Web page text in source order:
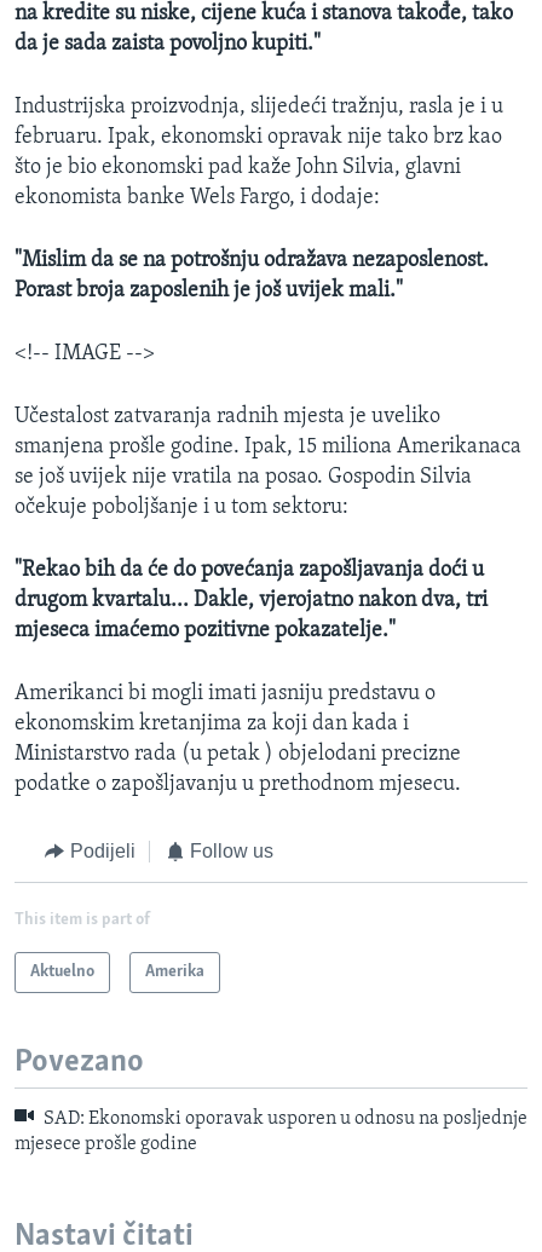
na kredite su niske, cijene kuća i stanova takođe, tako
da je sada zaista povoljno kupiti."
Industrijska proizvodnja, slijedeći tražnju, rasla je i u
februaru. Ipak, ekonomski opravak nije tako brz kao
što je bio ekonomski pad kaže John Silvia, glavni
ekonomista banke Wels Fargo, i dodaje:
"Mislim da se na potrošnju odražava nezaposlenost.
Porast broja zaposlenih je još uvijek mali."
<!-- IMAGE -->
Učestalost zatvaranja radnih mjesta je uveliko
smanjena prošle godine. Ipak, 15 miliona Amerikanaca
se još uvijek nije vratila na posao. Gospodin Silvia
očekuje poboljšanje i u tom sektoru:
"Rekao bih da će do povećanja zapošljavanja doći u
drugom kvartalu... Dakle, vjerojatno nakon dva, tri
mjeseca imaćemo pozitivne pokazatelje."
Amerikanci bi mogli imati jasniju predstavu o
ekonomskim kretanjima za koji dan kada i
Ministarstvo rada (u petak ) objelodani precizne
podatke o zapošljavanju u prethodnom mjesecu.
Podijeli Follow us
This item is part of
Aktuelno Amerika
Povezano
SAD: Ekonomski oporavak usporen u odnosu na posljednje
mjesece prošle godine
Nastavi čitati